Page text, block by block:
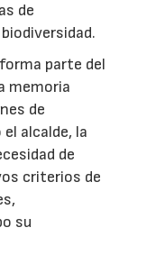
de
parte del
memoria
de
alcalde, la
de
criterios de
su